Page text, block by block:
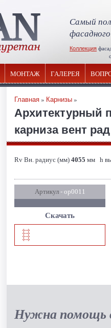
Самый
Коллекция
МОНТАЖ ГАЛЕРЕЯ
Главная» Карнизы»
Архитектурный
карниза вент
Rv Вн. радиус (мм) 4055 мм h
Артикул- ор0011
Скачать
Нужна помощь